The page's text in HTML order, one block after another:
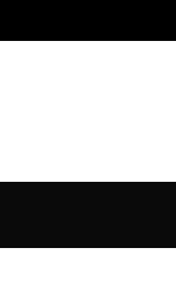
to